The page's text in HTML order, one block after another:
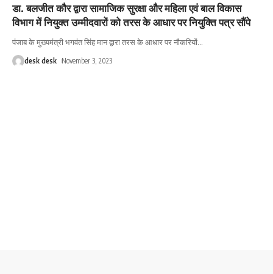
डा. बलजीत कौर द्वारा सामाजिक सुरक्षा और महिला एवं बाल विकास
विभाग में नियुक्त उम्मीदवारों को तरस के आधार पर नियुक्ति पत्र सौंपे
पंजाब के मुख्यमंत्री भगवंत सिंह मान द्वारा तरस के आधार पर नौकरियों…
desk desk November 3, 2023